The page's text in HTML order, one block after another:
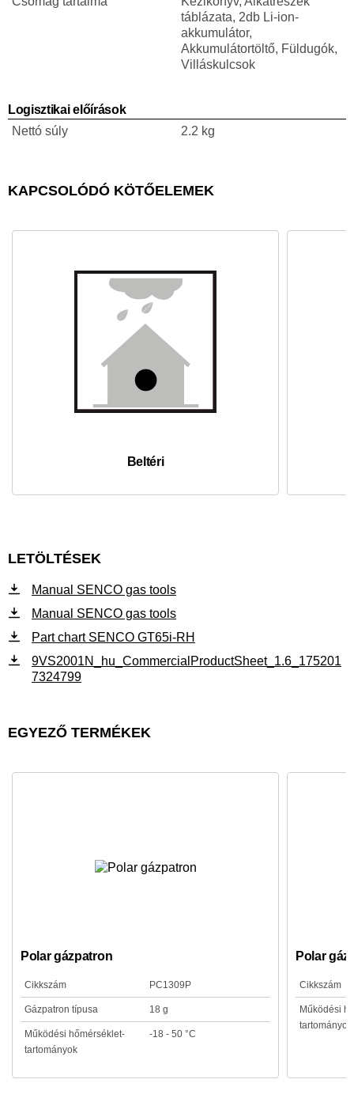
táblázata, 2db Li-ion-
akkumulátor,
Akkumulátortöltő, Füldugók,
Villáskulcsok
Logisztikai előírások
Nettó súly
2.2 kg
KAPCSOLÓDÓ KÖTŐELEMEK
Beltéri
LETÖLTÉSEK
Manual SENCO gas tools
Manual SENCO gas tools
Part chart SENCO GT65i-RH
9VS2001N_hu_CommercialProductSheet_1.6_175201
7324799
EGYEZŐ TERMÉKEK
Polar gázpatron
Cikkszám PC1309P
Gázpatron típusa 18 g
Működési hőmérséklet-
tartományok
-18 - 50 °C
Polar
Cikkszám
Működési
tartományok